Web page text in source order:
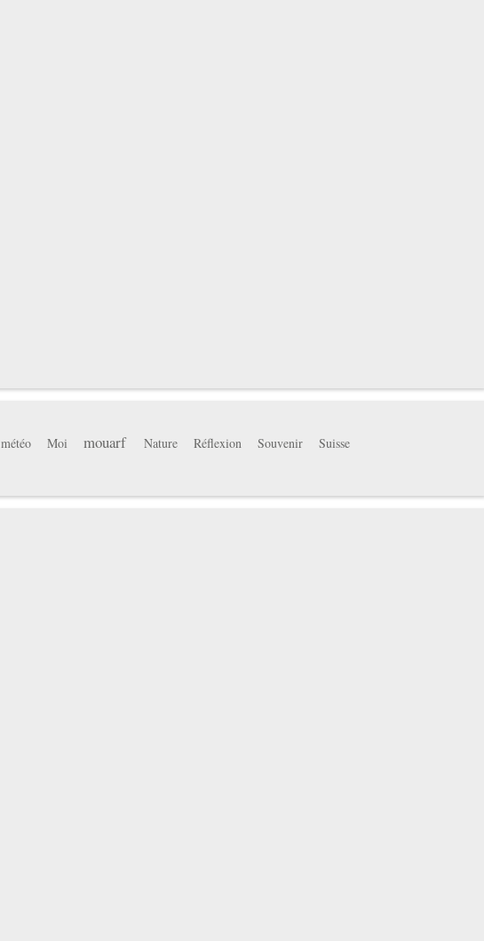
météo Moi mouarf Nature Réflexion Souvenir
Suisse